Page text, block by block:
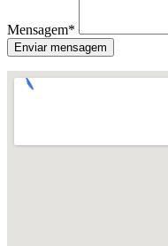
Mensagem*
Enviar mensagem